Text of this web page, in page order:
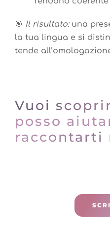
🎯 Il risultato:una
la tua lingua e si
tende
Vuoi
posso
raccontarti